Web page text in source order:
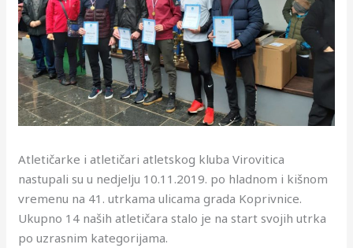
Atletičarke i atletičari atletskog kluba Virovitica
nastupali su u nedjelju 10.11.2019. po hladnom i kišnom
vremenu na 41. utrkama ulicama grada Koprivnice.
Ukupno 14 naših atletičara stalo je na start svojih utrka
po uzrasnim kategorijama.